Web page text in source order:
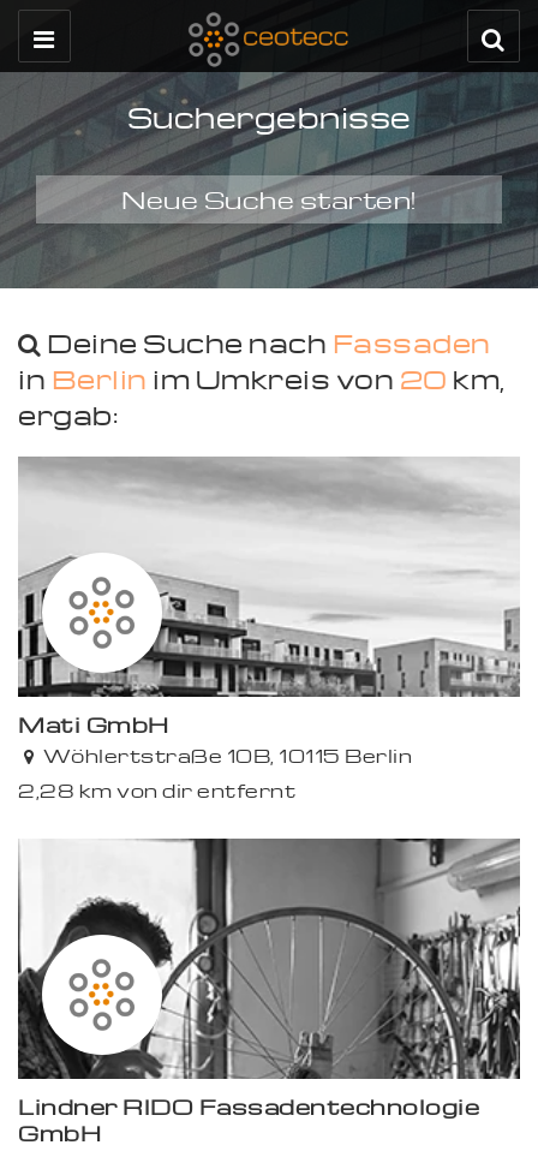
Suchergebnisse
Neue Suche starten!
Deine Suche nach Fassaden
in Berlin im Umkreis von 20 km,
ergab:
Premium
Mati GmbH
Wöhlertstraße 10B, 10115 Berlin
2,28 km von dir entfernt
Lindner RIDO Fassadentechnologie
GmbH